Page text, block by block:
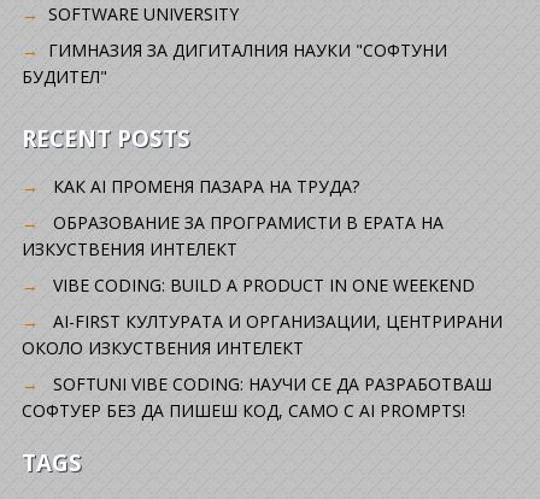
SOFTWARE UNIVERSITY
ГИМНАЗИЯ ЗА ДИГИТАЛНИЯ НАУКИ "СОФТУНИ
БУДИТЕЛ"
RECENT POSTS
КАК AI ПРОМЕНЯ ПАЗАРА НА ТРУДА?
ОБРАЗОВАНИЕ ЗА ПРОГРАМИСТИ В ЕРАТА НА
ИЗКУСТВЕНИЯ ИНТЕЛЕКТ
VIBE CODING: BUILD A PRODUCT IN ONE WEEKEND
AI-FIRST КУЛТУРАТА И ОРГАНИЗАЦИИ, ЦЕНТРИРАНИ
ОКОЛО ИЗКУСТВЕНИЯ ИНТЕЛЕКТ
SOFTUNI VIBE CODING: НАУЧИ СЕ ДА РАЗРАБОТВАШ
СОФТУЕР БЕЗ ДА ПИШЕШ КОД, САМО С AI PROMPTS!
TAGS